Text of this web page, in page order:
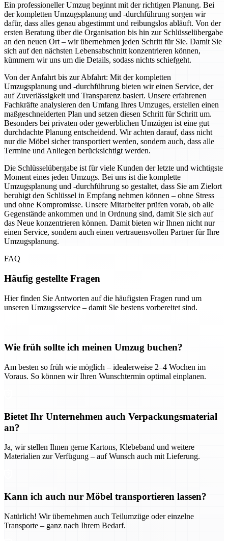
Ein professioneller Umzug beginnt mit der richtigen Planung. Bei
der kompletten Umzugsplanung und -durchführung sorgen wir
dafür, dass alles genau abgestimmt und reibungslos abläuft. Von der
ersten Beratung über die Organisation bis hin zur Schlüsselübergabe
an den neuen Ort – wir übernehmen jeden Schritt für Sie. Damit Sie
sich auf den nächsten Lebensabschnitt konzentrieren können,
kümmern wir uns um die Details, sodass nichts schiefgeht.
Von der Anfahrt bis zur Abfahrt: Mit der kompletten
Umzugsplanung und -durchführung bieten wir einen Service, der
auf Zuverlässigkeit und Transparenz basiert. Unsere erfahrenen
Fachkräfte analysieren den Umfang Ihres Umzuges, erstellen einen
maßgeschneiderten Plan und setzen diesen Schritt für Schritt um.
Besonders bei privaten oder gewerblichen Umzügen ist eine gut
durchdachte Planung entscheidend. Wir achten darauf, dass nicht
nur die Möbel sicher transportiert werden, sondern auch, dass alle
Termine und Anliegen berücksichtigt werden.
Die Schlüsselübergabe ist für viele Kunden der letzte und wichtigste
Moment eines jeden Umzugs. Bei uns ist die komplette
Umzugsplanung und -durchführung so gestaltet, dass Sie am Zielort
beruhigt den Schlüssel in Empfang nehmen können – ohne Stress
und ohne Kompromisse. Unsere Mitarbeiter prüfen vorab, ob alle
Gegenstände ankommen und in Ordnung sind, damit Sie sich auf
das Neue konzentrieren können. Damit bieten wir Ihnen nicht nur
einen Service, sondern auch einen vertrauensvollen Partner für Ihre
Umzugsplanung.
FAQ
Häufig gestellte Fragen
Hier finden Sie Antworten auf die häufigsten Fragen rund um
unseren Umzugsservice – damit Sie bestens vorbereitet sind.
Wie früh sollte ich meinen Umzug buchen?
Am besten so früh wie möglich – idealerweise 2–4 Wochen im
Voraus. So können wir Ihren Wunschtermin optimal einplanen.
Bietet Ihr Unternehmen auch Verpackungsmaterial
an?
Ja, wir stellen Ihnen gerne Kartons, Klebeband und weitere
Materialien zur Verfügung – auf Wunsch auch mit Lieferung.
Kann ich auch nur Möbel transportieren lassen?
Natürlich! Wir übernehmen auch Teilumzüge oder einzelne
Transporte – ganz nach Ihrem Bedarf.